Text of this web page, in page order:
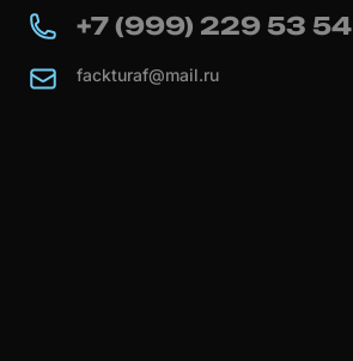
+7 (999) 229 53 54
fackturaf@mail.ru